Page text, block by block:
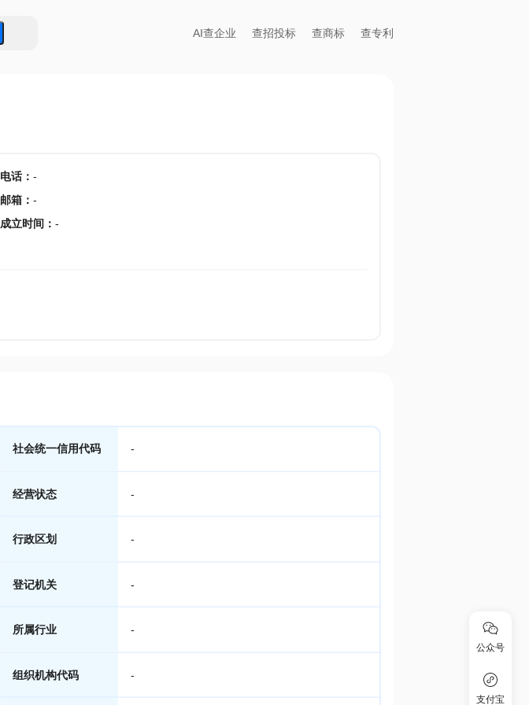
AI查企业 查招投标 查商标 查专利
电话： -
邮箱 ： -
成立时间 ： -
社会统一信用代码 -
经营状态 -
行政区划 -
登记机关 -
所属行业 -
组织机构代码 -
公众号
支付宝